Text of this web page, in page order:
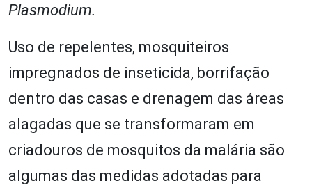
Plasmodium.
Uso de repelentes, mosquiteiros
impregnados de inseticida, borrifação
dentro das casas e drenagem das áreas
alagadas que se transformaram em
criadouros de mosquitos da malária são
algumas das medidas adotadas para